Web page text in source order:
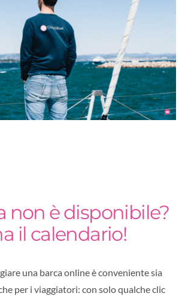
non è disponibile?
il calendario!
una barca online è conveniente sia
per i viaggiatori: con solo qualche clic